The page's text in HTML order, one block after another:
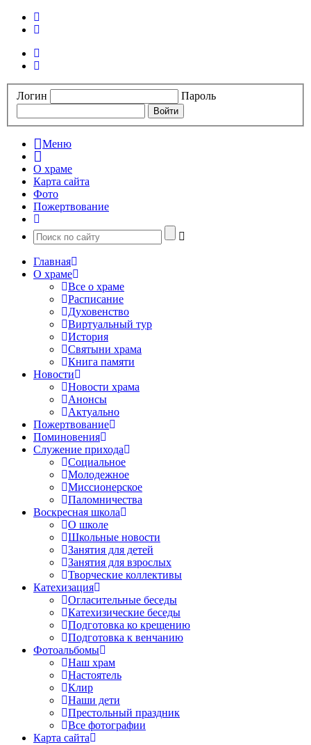
Логин Пароль
Меню
О храме
Карта сайта
Фото
Пожертвование
Главная
О храме
Все о храме
Расписание
Духовенство
Виртуальный тур
История
Святыни храма
Книга памяти
Новости
Новости храма
Анонсы
Актуально
Пожертвование
Поминовения
Служение прихода
Социальное
Молодежное
Миссионерское
Паломничества
Воскресная школа
О школе
Школьные новости
Занятия для детей
Занятия для взрослых
Творческие коллективы
Катехизация
Огласительные беседы
Катехизические беседы
Подготовка ко крещению
Подготовка к венчанию
Фотоальбомы
Наш храм
Настоятель
Клир
Наши дети
Престольный праздник
Все фотографии
Карта сайта